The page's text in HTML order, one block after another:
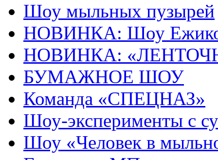
Шоу мыльных пузырей
НОВИНКА: Шоу
НОВИНКА:
БУМАЖНОЕ ШОУ
Команда «СПЕЦНАЗ»
Шоу-эксперименты с
Шоу «Человек в